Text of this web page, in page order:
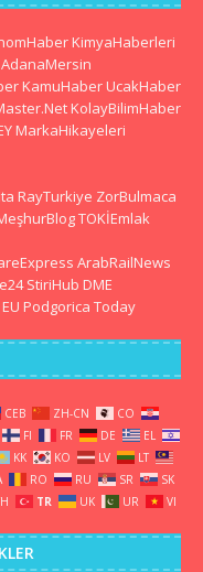
KimyaHaberleri
AdanaMersin
KamuHaber UcakHaber
KolayBilimHaber
MarkaHikayeleri
RayTurkiye ZorBulmaca
TOKİEmlak
ArabRailNews
StiriHub DME
Podgorica Today
CEB ZH-CN
CO
FI FR DE
EL
KK KO LV
LT
RO RU SR
SK
TR UK UR VI